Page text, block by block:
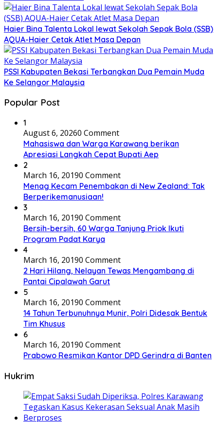
Haier Bina Talenta Lokal lewat Sekolah Sepak Bola (SSB)
AQUA-Haier Cetak Atlet Masa Depan
PSSI Kabupaten Bekasi Terbangkan Dua Pemain Muda
Ke Selangor Malaysia
Popular Post
1
August 6, 20260 Comment
Mahasiswa dan Warga Karawang berikan
Apresiasi Langkah Cepat Bupati Aep
2
March 16, 20190 Comment
Menag Kecam Penembakan di New Zealand: Tak
Berperikemanusiaan!
3
March 16, 20190 Comment
Bersih-bersih, 60 Warga Tanjung Priok Ikuti
Program Padat Karya
4
March 16, 20190 Comment
2 Hari Hilang, Nelayan Tewas Mengambang di
Pantai Cipalawah Garut
5
March 16, 20190 Comment
14 Tahun Terbunuhnya Munir, Polri Didesak Bentuk
Tim Khusus
6
March 16, 20190 Comment
Prabowo Resmikan Kantor DPD Gerindra di Banten
Hukrim